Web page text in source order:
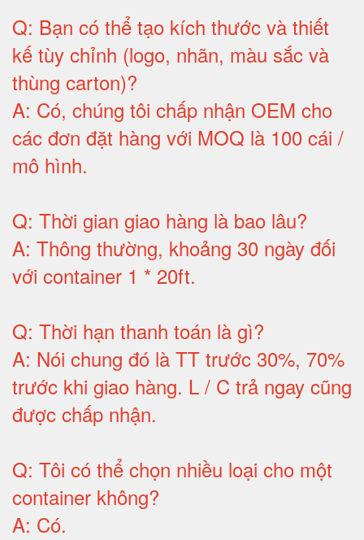
Q: Bạn có thể tạo kích thước và thiết
kế tùy chỉnh (logo, nhãn, màu sắc và
thùng carton)?
A: Có, chúng tôi chấp nhận OEM cho
các đơn đặt hàng với MOQ là 100 cái /
mô hình.
Q: Thời gian giao hàng là bao lâu?
A: Thông thường, khoảng 30 ngày đối
với container 1 * 20ft.
Q: Thời hạn thanh toán là gì?
A: Nói chung đó là TT trước 30%, 70%
trước khi giao hàng. L / C trả ngay cũng
được chấp nhận.
Q: Tôi có thể chọn nhiều loại cho một
container không?
A: Có.